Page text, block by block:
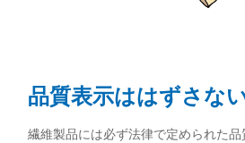
品質表示ははずさな
繊維製品には必ず法律で定められた